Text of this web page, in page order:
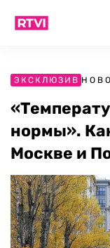
ЭКСКЛЮЗИВ
нормы».
Москве и